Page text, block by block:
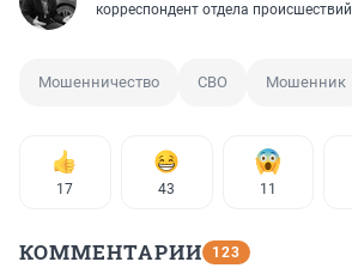
корреспондент отдела происшествий
Мошенничество СВО Мошенник
17 43 11
КОММЕНТАРИИ 123